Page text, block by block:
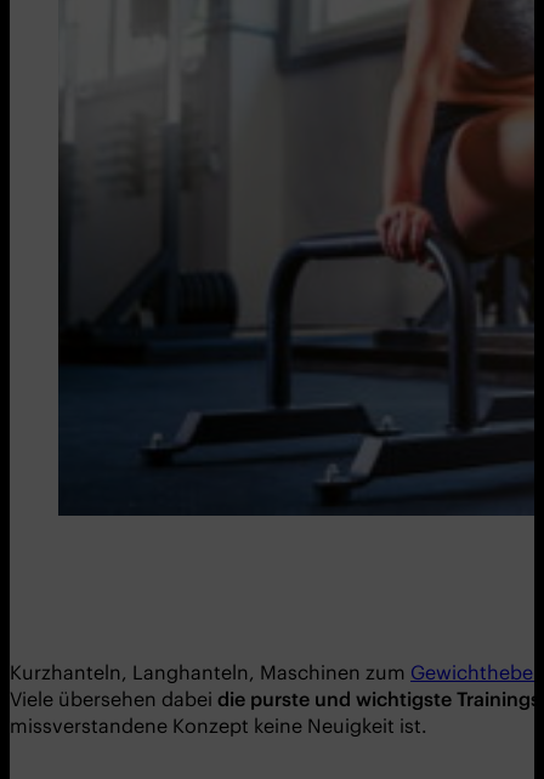
Kurzhanteln, Langhanteln, Maschinen zum Gewichtheben
Viele übersehen dabei die purste und wichtigste
missverstandene Konzept keine Neuigkeit ist.